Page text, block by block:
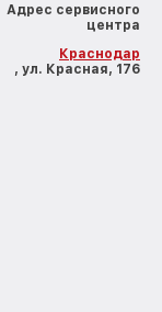
Адрес сервисного
центра
Краснодар
, ул. Красная, 176